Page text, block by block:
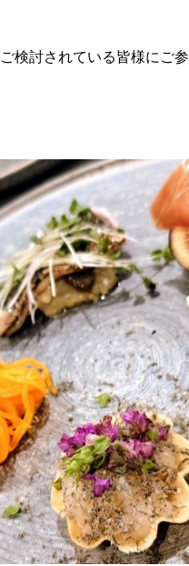
検討されている皆様にご